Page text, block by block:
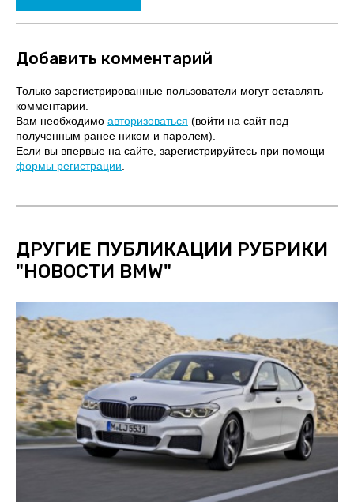
Добавить комментарий
Только зарегистрированные пользователи могут оставлять
комментарии.
Вам необходимо авторизоваться (войти на сайт под
полученным ранее ником и паролем).
Если вы впервые на сайте, зарегистрируйтесь при помощи
формы регистрации
ДРУГИЕ ПУБЛИКАЦИИ РУБРИКИ
"НОВОСТИ BMW"